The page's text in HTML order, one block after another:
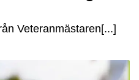
Veteranmästaren[...]